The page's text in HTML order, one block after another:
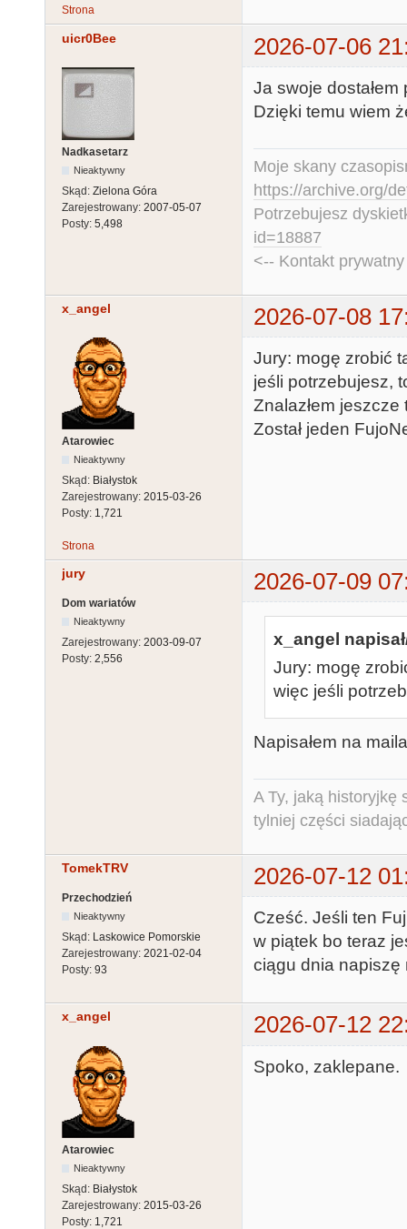
Strona
uicr0Bee 2026-07-06
Nadkasetarz
Nieaktywny
Skąd: Zielona Góra
Zarejestrowany: 2007-05-07
Posty: 5,498
Ja swoje
Dzięki temu wiem
Moje skany
https://archive.org/
Potrzebujesz
id=18887
<-- Kontakt
x_angel 2026-07-08
Atarowiec
Nieaktywny
Skąd: Białystok
Zarejestrowany: 2015-03-26
Posty: 1,721
Jury: mogę zrobić
jeśli potrzebujesz,
Znalazłem jeszcze
Został jeden
Strona
jury 2026-07-09
Dom wariatów
Nieaktywny
Zarejestrowany: 2003-09-07
Posty: 2,556
x_angel
Jury: mogę
więc jeśli
Napisałem na
A Ty, jaką historyjkę
tylniej części
TomekTRV 2026-07-12
Przechodzień
Nieaktywny
Skąd: Laskowice Pomorskie
Zarejestrowany: 2021-02-04
Posty: 93
Cześć. Jeśli ten
w piątek bo teraz
ciągu dnia napiszę
x_angel 2026-07-12
Atarowiec
Nieaktywny
Skąd: Białystok
Zarejestrowany: 2015-03-26
Posty: 1,721
Spoko, zaklepane.